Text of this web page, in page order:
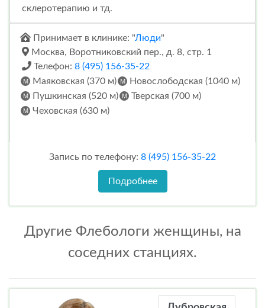
склеротерапию и тд.
Принимает в клинике: "Люди"
Москва, Воротниковский пер., д. 8, стр. 1
Телефон: 8 (495) 156-35-22
Маяковская (370 м)
Новослободская (1040 м)
Пушкинская (520 м)
Тверская (700 м)
Чеховская (630 м)
Запись по телефону: 8 (495) 156-35-22
Подробнее
Другие Флебологи женщины, на
соседних станциях.